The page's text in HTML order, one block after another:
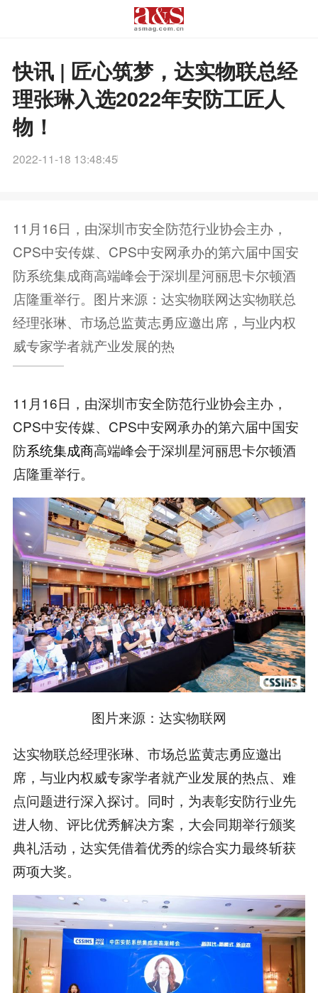
快讯 | 匠心筑梦，达实物联总经
理张琳入选2022年安防工匠人
物！
2022-11-18 13:48:45
11月16日，由深圳市安全防范行业协会主办，
CPS中安传媒、CPS中安网承办的第六届中国安
防系统集成商高端峰会于深圳星河丽思卡尔顿酒
店隆重举行。图片来源：达实物联网达实物联总
经理张琳、市场总监黄志勇应邀出席，与业内权
威专家学者就产业发展的热
11月16日，由深圳市安全防范行业协会主办，
CPS中安传媒、CPS中安网承办的第六届中国安
防系统集成商高端峰会于深圳星河丽思卡尔顿酒
店隆重举行。
图片来源：达实物联网
达实物联总经理张琳、市场总监黄志勇应邀出
席，与业内权威专家学者就产业发展的热点、难
点问题进行深入探讨。同时，为表彰安防行业先
进人物、评比优秀解决方案，大会同期举行颁奖
典礼活动，达实凭借着优秀的综合实力最终斩获
两项大奖。